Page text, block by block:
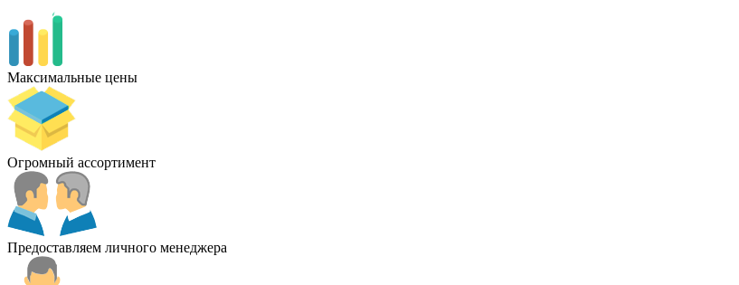
Максимальные цены
Огромный ассортимент
Предоставляем личного менеджера